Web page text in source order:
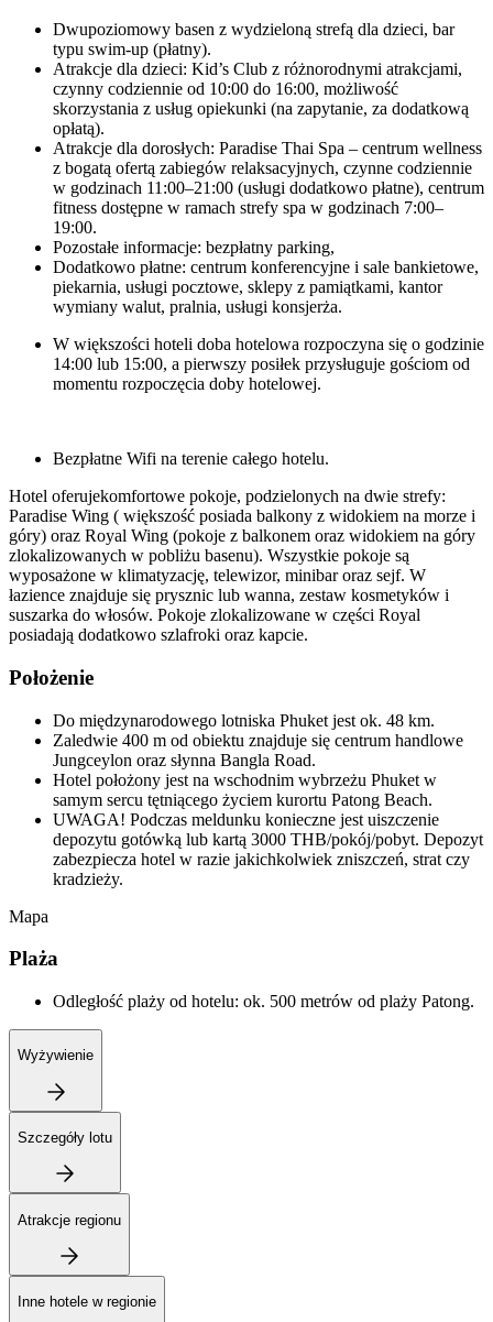
Dwupoziomowy basen z wydzieloną strefą dla dzieci, bar
typu swim-up (płatny).
Atrakcje dla dzieci: Kid’s Club z różnorodnymi atrakcjami,
czynny codziennie od 10:00 do 16:00, możliwość
skorzystania z usług opiekunki (na zapytanie, za dodatkową
opłatą).
Atrakcje dla dorosłych: Paradise Thai Spa – centrum wellness
z bogatą ofertą zabiegów relaksacyjnych, czynne codziennie
w godzinach 11:00–21:00 (usługi dodatkowo płatne), centrum
fitness dostępne w ramach strefy spa w godzinach 7:00–
19:00.
Pozostałe informacje: bezpłatny parking,
Dodatkowo płatne: centrum konferencyjne i sale bankietowe,
piekarnia, usługi pocztowe, sklepy z pamiątkami, kantor
wymiany walut, pralnia, usługi konsjerża.
W większości hoteli doba hotelowa rozpoczyna się o godzinie
14:00 lub 15:00, a pierwszy posiłek przysługuje gościom od
momentu rozpoczęcia doby hotelowej.
Bezpłatne Wifi na terenie całego hotelu.
Hotel oferujekomfortowe pokoje, podzielonych na dwie strefy:
Paradise Wing ( większość posiada balkony z widokiem na morze i
góry) oraz Royal Wing (pokoje z balkonem oraz widokiem na góry
zlokalizowanych w pobliżu basenu). Wszystkie pokoje są
wyposażone w klimatyzację, telewizor, minibar oraz sejf. W
łazience znajduje się prysznic lub wanna, zestaw kosmetyków i
suszarka do włosów. Pokoje zlokalizowane w części Royal
posiadają dodatkowo szlafroki oraz kapcie.
Położenie
Do międzynarodowego lotniska Phuket jest ok. 48 km.
Zaledwie 400 m od obiektu znajduje się centrum handlowe
Jungceylon oraz słynna Bangla Road.
Hotel położony jest na wschodnim wybrzeżu Phuket w
samym sercu tętniącego życiem kurortu Patong Beach.
UWAGA! Podczas meldunku konieczne jest uiszczenie
depozytu gotówką lub kartą 3000 THB/pokój/pobyt. Depozyt
zabezpiecza hotel w razie jakichkolwiek zniszczeń, strat czy
kradzieży.
Mapa
Plaża
Odległość plaży od hotelu: ok. 500 metrów od plaży Patong.
Wyżywienie
Szczegóły lotu
Atrakcje regionu
Inne hotele w regionie